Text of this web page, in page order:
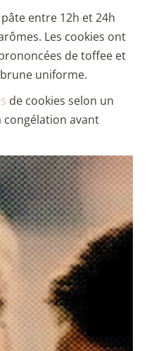
entre 12h et 24h
Les cookies ont
de toffee et
uniforme.
de cookies selon un
avant